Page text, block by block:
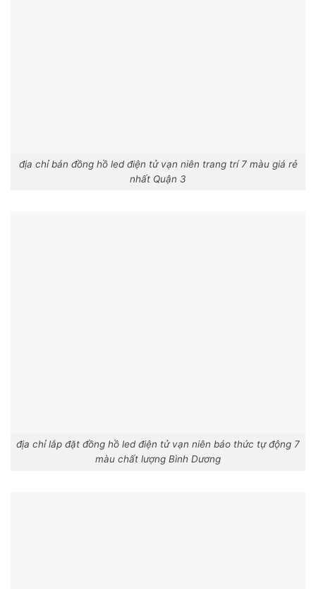
địa chỉ bán đồng hồ led điện tử vạn niên trang trí 7 màu giá rẻ
nhất Quận 3
địa chỉ lắp đặt đồng hồ led điện tử vạn niên báo thức tự động 7
màu chất lượng Bình Dương